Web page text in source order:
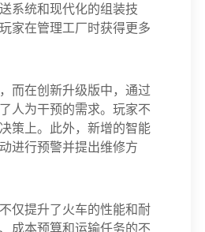
系统和现代化的组装技
家在管理工厂时获得更多
而在创新升级版中，通过
人为干预的需求。玩家不
策上。此外，新增的智能
进行预警并提出维修方
仅提升了火车的性能和耐
成本预算和运输任务的不